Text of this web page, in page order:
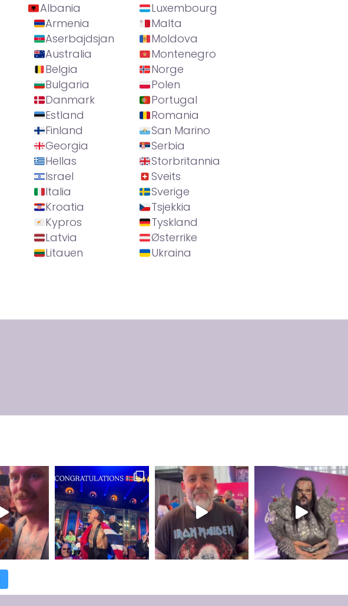
Albania
Armenia
Aserbajdsjan
Australia
Belgia
Bulgaria
Danmark
Estland
Finland
Georgia
Hellas
Israel
Italia
Kroatia
Kypros
Latvia
Litauen
Luxembourg
Malta
Moldova
Montenegro
Norge
Polen
Portugal
Romania
San Marino
Serbia
Storbritannia
Sveits
Sverige
Tsjekkia
Tyskland
Østerrike
Ukraina